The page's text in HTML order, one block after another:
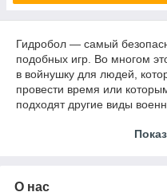
Гидробол — самый
подобных игр. Во многом
в войнушку для людей,
провести время или
подходят другие виды
В гидроболе используется
упор может быть
О нас